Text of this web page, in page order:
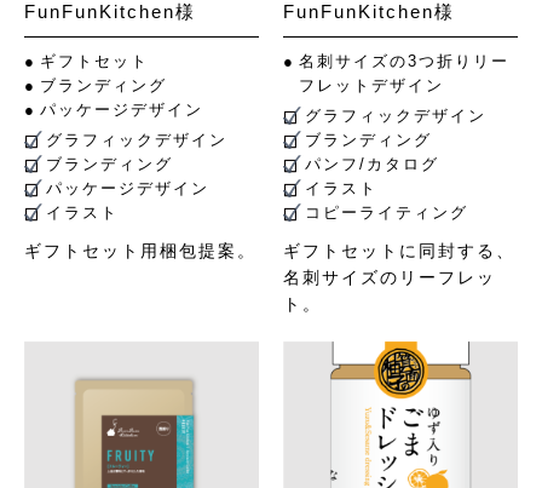
FunFunKitchen様
ギフトセット
ブランディング
パッケージデザイン
グラフィックデザイン
ブランディング
パッケージデザイン
イラスト
ギフトセット用梱包提案。
FunFunKitchen様
名刺サイズの3つ折りリー
フレットデザイン
グラフィックデザイン
ブランディング
パンフ/カタログ
イラスト
コピーライティング
ギフトセットに同封する、
名刺サイズのリーフレッ
ト。